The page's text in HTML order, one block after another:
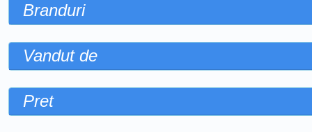
Branduri
Vandut de
Pret